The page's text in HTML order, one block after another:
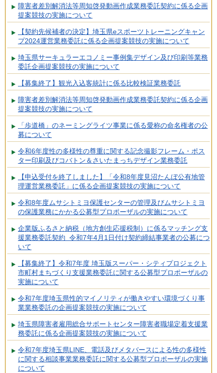
障害者差別解消法等周知啓発動画作成業務委託契約に係る企画
提案競技の実施について
【契約先候補者の決定】埼玉県eスポーツトレーニングキャン
プ2024運営業務委託に係る企画提案競技の実施について
埼玉県サーキュラーエコノミー事例集デザイン及び印刷等業務
委託企画提案競技の実施について
【募集終了】観光入込客統計に係る比較検証業務委託
障害者差別解消法等周知啓発動画作成業務委託契約に係る企画
提案競技の実施について
「歩道橋」のネーミングライツ事業に係る愛称の命名権者の公
募について
令和6年度性の多様性の尊重に関する記念撮影フレーム・ポス
ター印刷及びコバトン＆さいたまっちデザイン業務委託
【申込受付を終了しました】「令和8年度見沼たんぼ公有地管
理運営業務委託」に係る企画提案競技の実施について
令和8年度ムサシトミヨ保護センターの管理及びムサシトミヨ
の保護業務にかかる公募型プロポーザルの実施について
企業版ふるさと納税（地方創生応援税制）に係るマッチング支
援業務委託契約 令和7年4月1日付け契約締結事業者の公募につ
いて
【募集終了】令和7年度 埼玉版スーパー・シティプロジェクト
市町村まちづくり支援業務委託に関する公募型プロポーザルの
実施について
令和7年度埼玉県性的マイノリティが働きやすい環境づくり事
業業務委託の企画提案競技の実施について
埼玉県障害者雇用総合サポートセンター障害者職場定着支援業
務委託に係る企画提案競技の実施について
令和7年度埼玉県LINE、電話及びメタバースによる性の多様性
に関する相談事業業務委託に関する公募型プロポーザルの実施
について